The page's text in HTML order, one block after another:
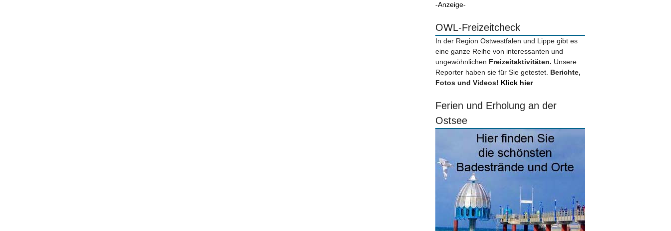
-Anzeige-
OWL-Freizeitcheck
In der Region Ostwestfalen und Lippe gibt es
eine ganze Reihe von interessanten und
ungewöhnlichen Freizeitaktivitäten. Unsere
Reporter haben sie für Sie getestet. Berichte,
Fotos und Videos! Klick hier
Ferien und Erholung an der
Ostsee